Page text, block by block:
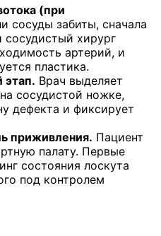
(при
сосуды забиты, сначала
сосудистый хирург
артерий, и
пластика.
этап. Врач выделяет
сосудистой ножке,
дефекта и фиксирует
приживления. Пациент
палату. Первые
состояния лоскута
под контролем